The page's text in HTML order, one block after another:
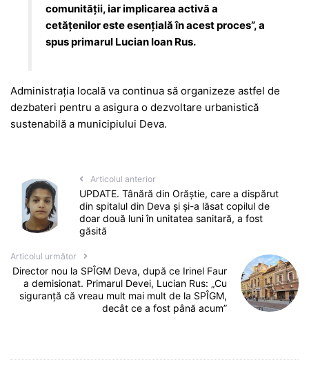
comunității, iar implicarea activă a
cetățenilor este esențială în acest proces”, a
spus primarul Lucian Ioan Rus.
Administrația locală va continua să organizeze astfel de
dezbateri pentru a asigura o dezvoltare urbanistică
sustenabilă a municipiului Deva.
Articolul anterior
UPDATE. Tânără din Orăștie, care a dispărut
din spitalul din Deva și și-a lăsat copilul de
doar două luni în unitatea sanitară, a fost
găsită
Articolul următor
Director nou la SPÎGM Deva, după ce Irinel Faur
a demisionat. Primarul Devei, Lucian Rus: „Cu
siguranță că vreau mult mai mult de la SPÎGM,
decât ce a fost până acum”